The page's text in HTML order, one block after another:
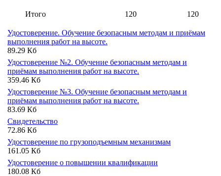
Итого 120 120
Удостоверение. Обучение безопасным методам и приёмам
выполнения работ на высоте.
89.29 Кб
Удостоверение №2. Обучение безопасным методам и
приёмам выполнения работ на высоте.
359.46 Кб
Удостоверение №3. Обучение безопасным методам и
приёмам выполнения работ на высоте.
83.69 Кб
Свидетельство
72.86 Кб
Удостоверение по грузоподъемным механизмам
161.05 Кб
Удостоверение о повышении квалификации
180.08 Кб